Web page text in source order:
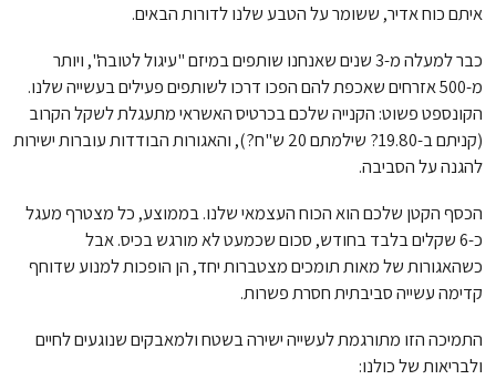
איתם כוח אדיר, ששומר על הטבע שלנו לדורות הבאים.
כבר למעלה מ-3 שנים שאנחנו שותפים במיזם "עיגול לטובה", ויותר
מ-500 אזרחים שאכפת להם הפכו דרכו לשותפים פעילים בעשייה שלנו.
הקונספט פשוט: הקנייה שלכם בכרטיס האשראי מתעגלת לשקל הקרוב
(קניתם ב-19.80? שילמתם 20 ש"ח?), והאגורות הבודדות עוברות ישירות
להגנה על הסביבה.
הכסף הקטן שלכם הוא הכוח העצמאי שלנו. בממוצע, כל מצטרף מעגל
כ-6 שקלים בלבד בחודש, סכום שכמעט לא מורגש בכיס. אבל
כשהאגורות של מאות תומכים מצטברות יחד, הן הופכות למנוע שדוחף
קדימה עשייה סביבתית חסרת פשרות.
התמיכה הזו מתורגמת לעשייה ישירה בשטח ולמאבקים שנוגעים לחיים
ולבריאות של כולנו: